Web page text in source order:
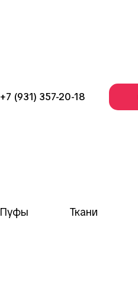
+7 (931) 357-20-18
Пуфы Ткани